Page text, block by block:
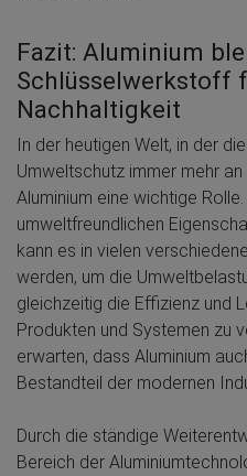
Fazit: Aluminium
Schlüsselwerkstoff
Nachhaltigkeit
In der heutigen Welt, in der
Umweltschutz immer mehr
Aluminium eine wichtige
umweltfreundlichen
kann es in vielen
werden, um die
gleichzeitig die Effizienz und
Produkten und Systemen zu
erwarten, dass Aluminium
Bestandteil der modernen
Durch die ständige
Bereich der